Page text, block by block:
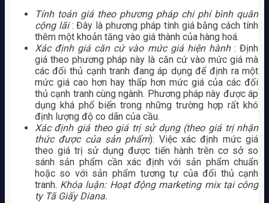
Tính toán giá theo phương pháp chi phí bình quân
cộng lãi: Đây là phương pháp tính giá bằng cách tính
thêm một khoản tăng vào giá thành của hàng hoá.
Xác định giá căn cứ vào mức giá hiện hành: Định
giá theo phương pháp này là căn cứ vào mức giá mà
các đối thủ cạnh tranh đang áp dụng để định ra một
mức giá cao hơn hay thấp hơn mức giá của các đối
thủ cạnh tranh cùng ngành. Phương pháp này được áp
dụng khá phổ biến trong những trường hợp rất khó
định lượng độ co dãn của cầu.
Xác định giá theo giá trị sử dụng (theo giá trị nhận
thức được của sản phẩm): Việc xác định mức giá
theo giá trị sử dụng được tiến hành trên cơ sở so
sánh sản phẩm cần xác định với sản phẩm chuẩn
hoặc so với sản phẩm tương tự của đối thủ cạnh
tranh. Khóa luận: Hoạt động marketing mix tại công
ty Tã Giấy Diana.